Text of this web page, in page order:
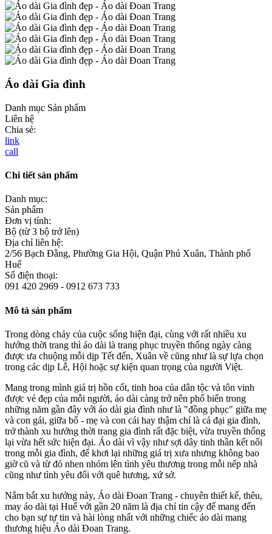
Áo dài Gia đình
Danh mục Sản phẩm
Liên hệ
Chia sẻ:
link
call
Chi tiết sản phẩm
Danh mục:
Sản phẩm
Đơn vị tính:
Bộ (từ 3 bộ trở lên)
Địa chỉ liên hệ:
2/56 Bạch Đằng, Phường Gia Hội, Quận Phú Xuân, Thành phố
Huế
Số điện thoại:
091 420 2969 - 0912 673 733
Mô tả sản phẩm
Trong dòng chảy của cuộc sống hiện đại, cùng với rất nhiều xu
hướng thời trang thì áo dài là trang phục truyền thống ngày càng
được ưa chuộng mỗi dịp Tết đến, Xuân về cũng như là sự lựa chọn
trong các dịp Lễ, Hội hoặc sự kiện quan trọng của người Việt.
Mang trong mình giá trị hồn cốt, tinh hoa của dân tộc và tôn vinh
được vẻ đẹp của mỗi người, áo dài càng trở nên phổ biến trong
những năm gần đây với áo dài gia đình như là "đồng phục" giữa mẹ
và con gái, giữa bố - mẹ và con cái hay thậm chí là cả đại gia đình,
trở thành xu hướng thời trang gia đình rất đặc biệt, vừa truyền thống
lại vừa hết sức hiện đại. Áo dài vì vậy như sợi dây tinh thần kết nối
trong mỗi gia đình, để khơi lại những giá trị xưa nhưng không bao
giờ cũ và từ đó nhen nhóm lên tình yêu thương trong mỗi nếp nhà
cũng như tình yêu đối với quê hương, xứ sở.
Nắm bắt xu hướng này, Áo dài Đoan Trang - chuyên thiết kế, thêu,
may áo dài tại Huế với gần 20 năm là địa chỉ tin cậy để mang đến
cho bạn sự tự tin và hài lòng nhất với những chiếc áo dài mang
thương hiệu Áo dài Đoan Trang.